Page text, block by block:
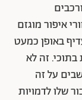
איפור מוגזם
באופן כמעט
בתוכי. זה לא
על זה
שלו לדמויות